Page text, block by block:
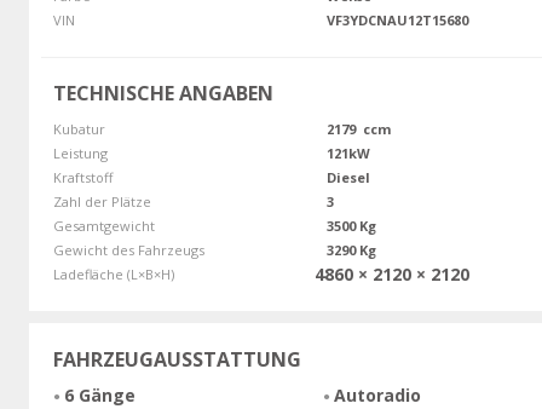
VIN
VF3YDCNAU12T15680
TECHNISCHE ANGABEN
Kubatur
2179 ccm
Leistung
121kW
Kraftstoff
Diesel
Zahl der Plätze
3
Gesamtgewicht
3500 Kg
Gewicht des Fahrzeugs
3290 Kg
Ladefläche (L×B×H)
4860 × 2120 × 2120
FAHRZEUGAUSSTATTUNG
6 Gänge
Autoradio